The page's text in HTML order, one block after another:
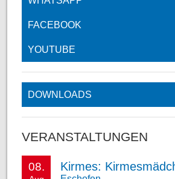
FACEBOOK
YOUTUBE
DOWNLOADS
VERANSTALTUNGEN
08. Kirmes: